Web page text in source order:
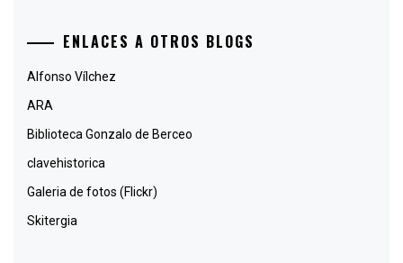
ENLACES A OTROS BLOGS
Alfonso Vílchez
ARA
Biblioteca Gonzalo de Berceo
clavehistorica
Galeria de fotos (Flickr)
Skitergia